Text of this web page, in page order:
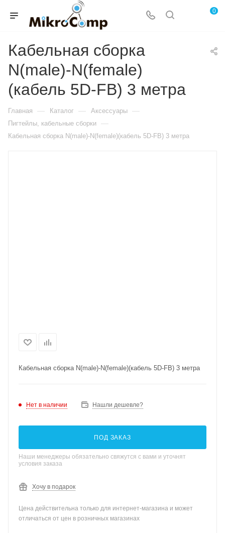
0
Кабельная сборка
N(male)-N(female)
(кабель 5D-FB) 3 метра
Главная — Каталог — Аксессуары —
Пигтейлы, кабельные сборки —
Кабельная сборка N(male)-N(female)(кабель 5D-FB) 3 метра
Кабельная сборка N(male)-N(female)(кабель 5D-FB) 3 метра
Нет в наличии Нашли дешевле?
ПОД ЗАКАЗ
Наши менеджеры обязательно свяжутся с вами и уточнят
условия заказа
Хочу в подарок
Цена действительна только для интернет-магазина и может
отличаться от цен в розничных магазинах